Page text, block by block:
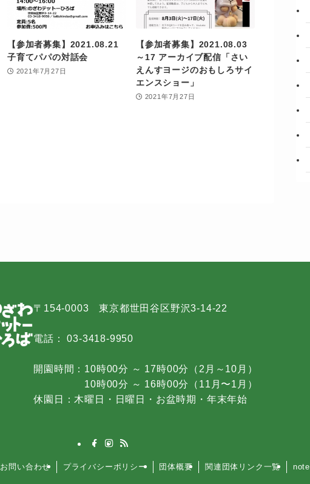
【参加者募集】2021.08.21
子育てパパの対話会
2021年7月27日
【参加者募集】2021.08.03
～17 アーカイブ配信「さい
えんすヨージのおもしろサイ
エンスショー」
2021年7月27日
〒154-0003 東京都世田谷区野沢3-14-22
電話： 03-3418-9950
開園時間：10時00分 ～ 17時00分（2月～10月）
10時00分 ～ 16時00分（11月〜1月）
休園日：木曜日・日曜日・お盆時期・年末年始
お問い合わせ プライバシーポリシー 団体概要 関連団体リンク一覧 note